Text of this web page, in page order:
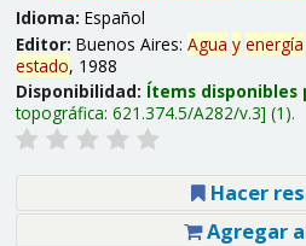
Idioma: Español
Editor: Buenos Aires: Agua y energía
estado, 1988
Disponibilidad: Ítems disponibles
topográfica: 621.374.5/A282/v.3 (1).
Hacer
Agregar